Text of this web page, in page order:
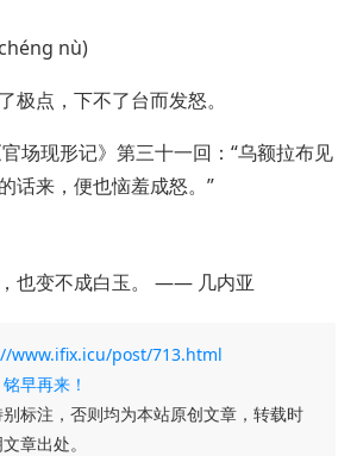
nù)
极点，下不了台而发怒。
场现形记》第三十一回：“乌额拉布见
话来，便也恼羞成怒。”
也变不成白玉。 —— 几内亚
www.ifix.icu/post/713.html
早再来！
标注，否则均为本站原创文章，转载时
章出处。